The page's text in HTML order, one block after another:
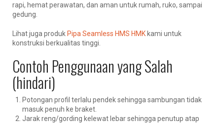
rapi, hemat perawatan, dan aman untuk rumah, ruko, sampai
gedung.
Lihat juga produk Pipa Seamless HMS HMK kami untuk
konstruksi berkualitas tinggi.
Contoh Penggunaan yang Salah
(hindari)
Potongan profil terlalu pendek sehingga sambungan tidak
masuk penuh ke braket.
Jarak reng/gording kelewat lebar sehingga penutup atap